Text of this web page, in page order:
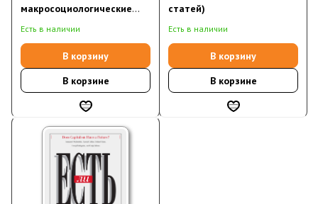
макросоциологические
темы
Есть в наличии
В корзину
В корзине
статей)
Есть в наличии
В корзину
В корзине